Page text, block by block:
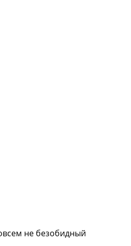
не безобидный